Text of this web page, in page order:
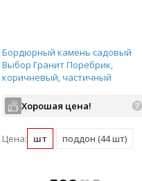
Бордюрный камень садовый
Выбор Гранит Поребрик,
коричневый, частичный
Хорошая цена!
Цена: шт поддон (44 шт)